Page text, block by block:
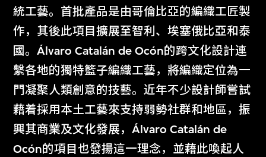
統工藝。首批產品是由哥倫比亞的編織工匠製
作，其後此項目擴展至智利、埃塞俄比亞和泰
國。Álvaro Catalán de Ocón的跨文化設計連
繫各地的獨特籃子編織工藝，將編織定位為一
門凝聚人類創意的技藝。近年不少設計師嘗試
藉着採用本土工藝來支持弱勢社群和地區，振
興其商業及文化發展，Álvaro Catalán de
Ocón的項目也發揚這一理念，並藉此喚起人